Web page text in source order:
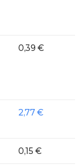
0,39 €
2,77 €
0,15 €